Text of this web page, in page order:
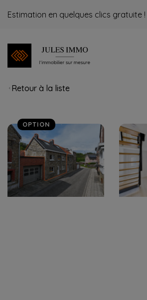
Estimation en quelques clics gratuite !
Retour à la liste
OPTION